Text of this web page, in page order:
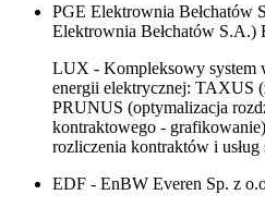
PGE Elektrownia Bełchatów
Elektrownia Bełchatów S.A.)
LUX - Kompleksowy system
energii elektrycznej: TAXUS
PRUNUS (optymalizacja
kontraktowego -
rozliczenia kontraktów i
EDF - EnBW Everen Sp. z